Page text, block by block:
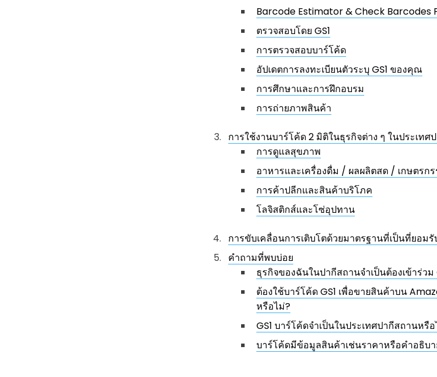
Barcode Estimator & Check Barcodes
ตรวจสอบโดย GS1
การตรวจสอบบาร์โค้ด
อัปเดตการลงทะเบียนตัวระบุ GS1 ของคุณ
การศึกษาและการฝึกอบรม
การถ่ายภาพสินค้า
การใช้งานบาร์โค้ด 2 มิติในธุรกิจต่าง ๆ ในประเทศ
การดูแลสุขภาพ
อาหารและเครื่องดื่ม / ผลผลิตสด / เกษตรก
การค้าปลีกและสินค้าบริโภค
โลจิสติกส์และโซ่อุปทาน
การขับเคลื่อนการเติบโตด้วยมาตรฐานที่เป็นที่ยอม
คำถามที่พบบ่อย
ธุรกิจของฉันในปากีสถานจำเป็นต้องเข้าร่ว
ต้องใช้บาร์โค้ด GS1 เพื่อขายสินค้าบน
หรือไม่?
GS1 บาร์โค้ดจำเป็นในประเทศปากีสถานหรื
บาร์โค้ดมีข้อมูลสินค้าเช่นราคาหรือคำอธิบ